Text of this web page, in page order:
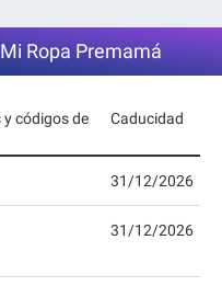
Ropa Premamá
códigos de
Caducidad
31/12/2026
31/12/2026